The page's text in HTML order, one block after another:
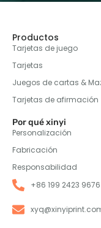
Productos
Tarjetas de juego
Tarjetas
Juegos de cartas &
Tarjetas de afirmación
Por qué xinyi
Personalización
Fabricación
Responsabilidad
+86 199 2423 9676